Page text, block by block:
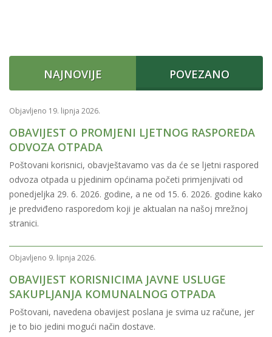
NAJNOVIJE POVEZANO
Objavljeno 19. lipnja 2026.
OBAVIJEST O PROMJENI LJETNOG RASPOREDA
ODVOZA OTPADA
Poštovani korisnici, obavještavamo vas da će se ljetni raspored
odvoza otpada u pjedinim općinama početi primjenjivati od
ponedjeljka 29. 6. 2026. godine, a ne od 15. 6. 2026. godine kako
je predviđeno rasporedom koji je aktualan na našoj mrežnoj
stranici.
Objavljeno 9. lipnja 2026.
OBAVIJEST KORISNICIMA JAVNE USLUGE
SAKUPLJANJA KOMUNALNOG OTPADA
Poštovani, navedena obavijest poslana je svima uz račune, jer
je to bio jedini mogući način dostave.